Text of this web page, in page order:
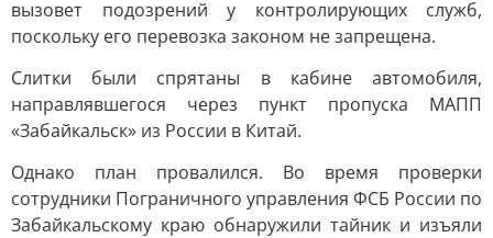
вызовет подозрений у контролирующих служб,
поскольку его перевозка законом не запрещена.
Слитки были спрятаны в кабине автомобиля,
направлявшегося через пункт пропуска МАПП
«Забайкальск» из России в Китай.
Однако план провалился. Во время проверки
сотрудники Пограничного управления ФСБ России по
Забайкальскому краю обнаружили тайник и изъяли